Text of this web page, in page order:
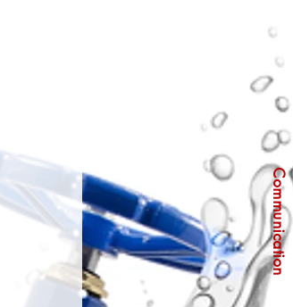
Communication